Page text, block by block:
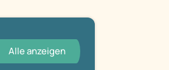
Alle anzeigen